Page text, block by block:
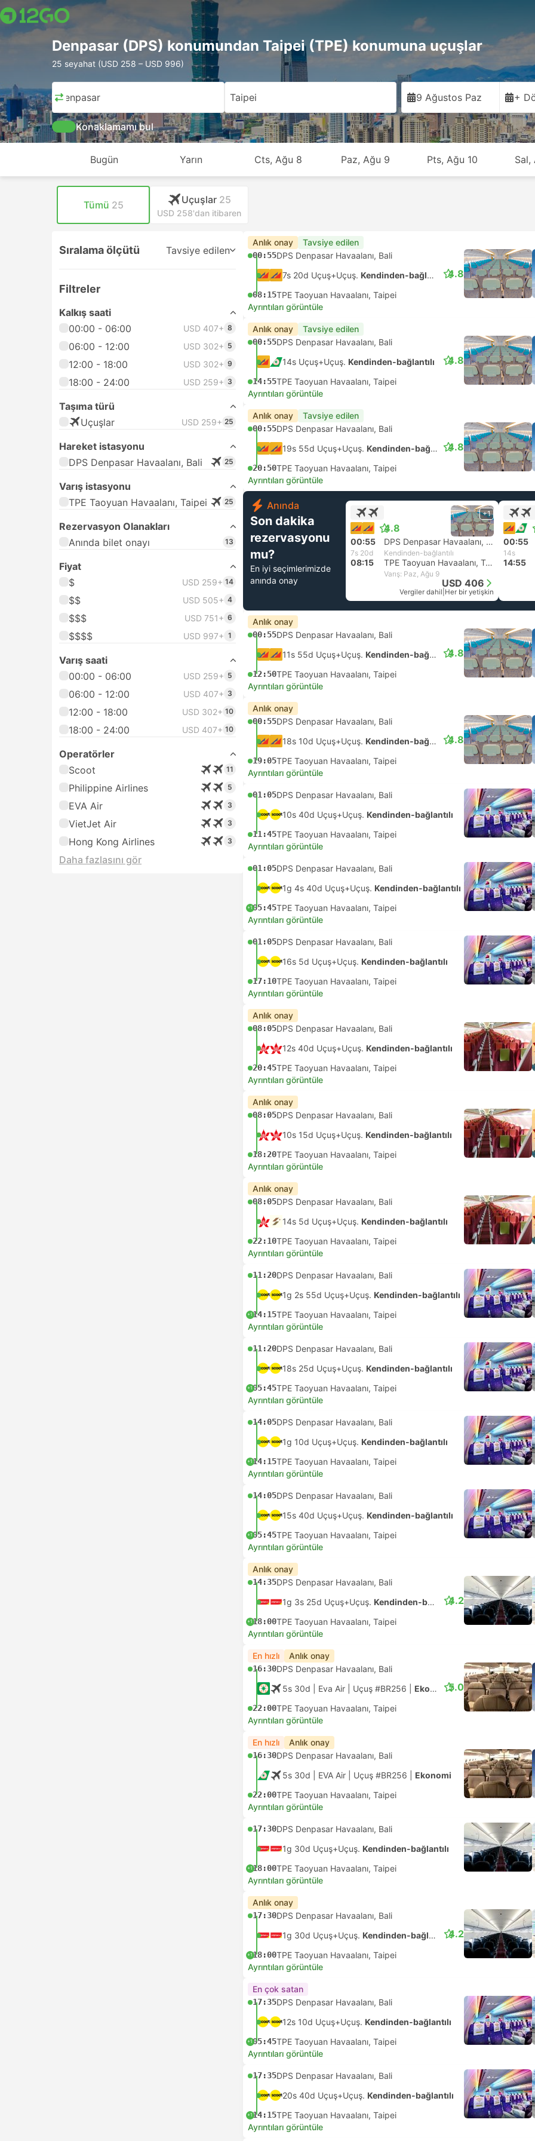
Denpasar (DPS) konumundan Taipei (TPE) konumuna uçuşlar
25 seyahat (USD 258 – USD 996)
Denpasar Taipei 9 Ağustos Paz +
Konaklamamı bul
Bugün Yarın Cts, Ağu 8 Paz, Ağu 9 Pts, Ağu 10 Sal,
Tümü 25 Uçuşlar 25
USD 258'dan itibaren
Sıralama ölçütü Tavsiye edilen
Filtreler
Kalkış saati
00:00 - 06:00
USD 407+ 8
06:00 - 12:00 USD 302+ 5
12:00 - 18:00 USD 302+ 9
18:00 - 24:00 USD 259+ 3
Taşıma türü
Uçuşlar
USD 259+ 25
Hareket istasyonu
DPS Denpasar Havaalanı, Bali
25
Varış istasyonu
TPE Taoyuan Havaalanı, Taipei
25
Rezervasyon Olanakları
Anında bilet onayı
13
Fiyat
$
USD 259+ 14
$$ USD 505+ 4
$$$ USD 751+ 6
$$$$ USD 997+ 1
Varış saati
00:00 - 06:00
USD 259+ 5
06:00 - 12:00 USD 407+ 3
12:00 - 18:00 USD 302+ 10
18:00 - 24:00 USD 407+ 10
Operatörler
Scoot
11
Philippine Airlines 5
EVA Air 3
VietJet Air 3
Hong Kong Airlines 3
Daha fazlasını gör
Anlık onay Tavsiye edilen
00:55DPS Denpasar Havaalanı, Bali
7s 20d Uçuş+Uçuş. Kendinden-bağlantılı
08:15TPE Taoyuan Havaalanı, Taipei
4.8
Ayrıntıları görüntüle
Anlık onay Tavsiye edilen
00:55DPS Denpasar Havaalanı, Bali
14s Uçuş+Uçuş. Kendinden-bağlantılı
14:55TPE Taoyuan Havaalanı, Taipei
4.8
Ayrıntıları görüntüle
Anlık onay Tavsiye edilen
00:55DPS Denpasar Havaalanı, Bali
19s 55d Uçuş+Uçuş. Kendinden-bağlantılı
20:50TPE Taoyuan Havaalanı, Taipei
4.8
Ayrıntıları görüntüle
Anında
Son dakika
rezervasyonu
mu?
En iyi seçimlerimizde
anında onay
4.8
+1
00:55 DPS Denpasar Havaalanı, Bali
7s 20d Kendinden-bağlantılı
08:15 TPE Taoyuan Havaalanı, Taipei
Varış: Paz, Ağu 9
USD 406
Vergiler dahil Her bir yetişkin
00:55
14s
14:55
Anlık onay
00:55DPS Denpasar Havaalanı, Bali
11s 55d Uçuş+Uçuş. Kendinden-bağlantılı
12:50TPE Taoyuan Havaalanı, Taipei
4.8
Ayrıntıları görüntüle
Anlık onay
00:55DPS Denpasar Havaalanı, Bali
18s 10d Uçuş+Uçuş. Kendinden-bağlantılı
19:05TPE Taoyuan Havaalanı, Taipei
4.8
Ayrıntıları görüntüle
01:05DPS Denpasar Havaalanı, Bali
10s 40d Uçuş+Uçuş. Kendinden-bağlantılı
11:45TPE Taoyuan Havaalanı, Taipei
Ayrıntıları görüntüle
01:05DPS Denpasar Havaalanı, Bali
1g 4s 40d Uçuş+Uçuş. Kendinden-bağlantılı
+105:45TPE Taoyuan Havaalanı, Taipei
Ayrıntıları görüntüle
01:05DPS Denpasar Havaalanı, Bali
16s 5d Uçuş+Uçuş. Kendinden-bağlantılı
17:10TPE Taoyuan Havaalanı, Taipei
Ayrıntıları görüntüle
Anlık onay
08:05DPS Denpasar Havaalanı, Bali
12s 40d Uçuş+Uçuş. Kendinden-bağlantılı
20:45TPE Taoyuan Havaalanı, Taipei
Ayrıntıları görüntüle
Anlık onay
08:05DPS Denpasar Havaalanı, Bali
10s 15d Uçuş+Uçuş. Kendinden-bağlantılı
18:20TPE Taoyuan Havaalanı, Taipei
Ayrıntıları görüntüle
Anlık onay
08:05DPS Denpasar Havaalanı, Bali
14s 5d Uçuş+Uçuş. Kendinden-bağlantılı
22:10TPE Taoyuan Havaalanı, Taipei
Ayrıntıları görüntüle
11:20DPS Denpasar Havaalanı, Bali
1g 2s 55d Uçuş+Uçuş. Kendinden-bağlantılı
+114:15TPE Taoyuan Havaalanı, Taipei
Ayrıntıları görüntüle
11:20DPS Denpasar Havaalanı, Bali
18s 25d Uçuş+Uçuş. Kendinden-bağlantılı
+105:45TPE Taoyuan Havaalanı, Taipei
Ayrıntıları görüntüle
14:05DPS Denpasar Havaalanı, Bali
1g 10d Uçuş+Uçuş. Kendinden-bağlantılı
+114:15TPE Taoyuan Havaalanı, Taipei
Ayrıntıları görüntüle
14:05DPS Denpasar Havaalanı, Bali
15s 40d Uçuş+Uçuş. Kendinden-bağlantılı
+105:45TPE Taoyuan Havaalanı, Taipei
Ayrıntıları görüntüle
Anlık onay
14:35DPS Denpasar Havaalanı, Bali
1g 3s 25d Uçuş+Uçuş. Kendinden-bağlantılı
+118:00TPE Taoyuan Havaalanı, Taipei
4.2
Ayrıntıları görüntüle
En hızlı Anlık onay
16:30DPS Denpasar Havaalanı, Bali
5s 30d | Eva Air Uçuş #BR256 Ekonomi
22:00TPE Taoyuan Havaalanı, Taipei
5.0
Ayrıntıları görüntüle
En hızlı Anlık onay
16:30DPS Denpasar Havaalanı, Bali
5s 30d | EVA Air Uçuş #BR256 Ekonomi
22:00TPE Taoyuan Havaalanı, Taipei
Ayrıntıları görüntüle
17:30DPS Denpasar Havaalanı, Bali
1g 30d Uçuş+Uçuş. Kendinden-bağlantılı
+118:00TPE Taoyuan Havaalanı, Taipei
Ayrıntıları görüntüle
Anlık onay
17:30DPS Denpasar Havaalanı, Bali
1g 30d Uçuş+Uçuş. Kendinden-bağlantılı
+118:00TPE Taoyuan Havaalanı, Taipei
4.2
Ayrıntıları görüntüle
En çok satan
17:35DPS Denpasar Havaalanı, Bali
12s 10d Uçuş+Uçuş. Kendinden-bağlantılı
+105:45TPE Taoyuan Havaalanı, Taipei
Ayrıntıları görüntüle
17:35DPS Denpasar Havaalanı, Bali
20s 40d Uçuş+Uçuş. Kendinden-bağlantılı
+114:15TPE Taoyuan Havaalanı, Taipei
Ayrıntıları görüntüle